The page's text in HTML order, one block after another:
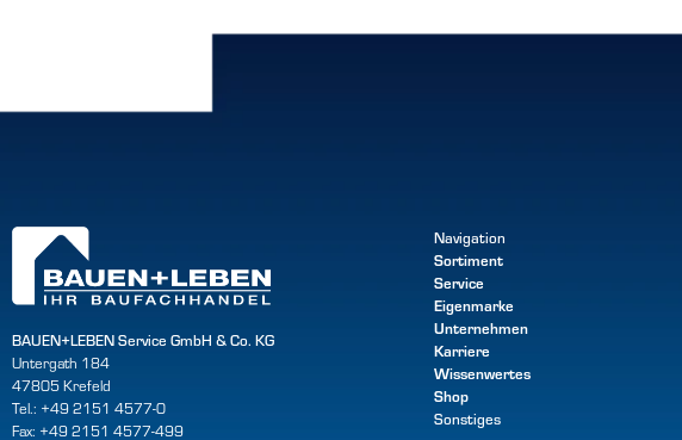
BAUEN+LEBEN Service GmbH & Co. KG
Untergath 184
47805 Krefeld
Tel.: +49 2151 4577-0
Fax: +49 2151 4577-499
Navigation
Sortiment
Service
Eigenmarke
Unternehmen
Karriere
Wissenwertes
Shop
Sonstiges